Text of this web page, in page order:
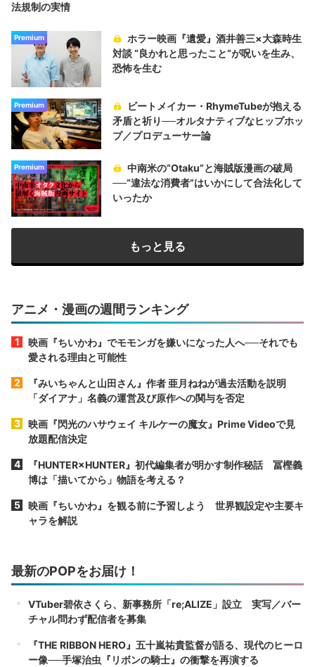
法規制の実情
Premium
ホラー映画『遺愛』酒井善三×大森時生
対談 “良かれと思ったこと“が呪いを生み、
恐怖を生む
Premium
ビートメイカー・RhymeTubeが抱える
矛盾と祈り──オルタナティブなヒップホッ
プ／プロデューサー論
Premium
中南米の“Otaku”と海賊版漫画の破局
──“違法な消費者”はいかにして合法化して
いったか
もっと見る
アニメ・漫画の週間ランキング
映画『ちいかわ』でモモンガを嫌いになった人へ──それでも
愛される理由と可能性
『みいちゃんと山田さん』作者 亜月ねねが過去活動を説明
「ダイアナ」名義の運営及び原作への関与を否定
映画『閃光のハサウェイ キルケーの魔女』Prime Videoで見
放題配信決定
『HUNTER×HUNTER』初代編集者が明かす制作秘話 冨樫義
博は「描いてから」物語を考える？
映画『ちいかわ』を観る前に予習しよう 世界観設定や主要キ
ャラを解説
最新のPOPをお届け！
VTuber碧依さくら、新事務所「re;ALIZE」設立 実写／バー
チャル問わず配信者を募集
『THE RIBBON HERO』五十嵐祐貴監督が語る、現代のヒーロ
ー像──手塚治虫『リボンの騎士』の衝撃を再演する